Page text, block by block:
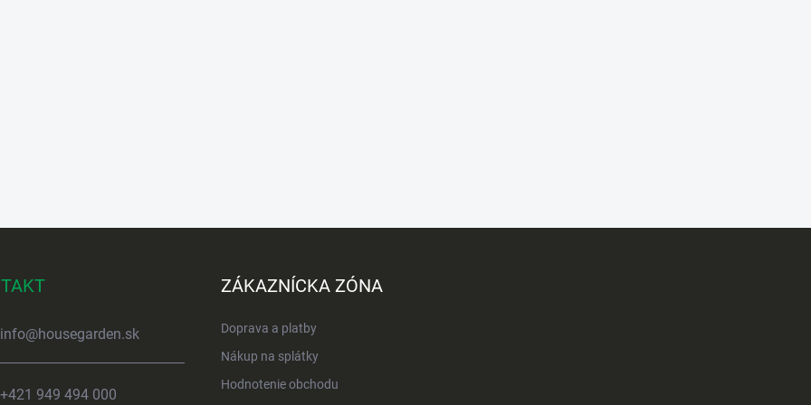
info@housegarden.sk
+421 949 494 000
ZÁKAZNÍCKA ZÓNA
Doprava a platby
Nákup na splátky
Hodnotenie obchodu